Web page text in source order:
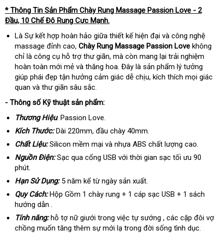
* Thông Tin Sản Phẩm Chày Rung Massage Passion Love - 2
Đầu, 10 Chế Độ Rung Cực Mạnh.
Là Sự kết hợp hoàn hảo giữa thiết kế hiện đại và công nghệ
massage đỉnh cao, Chày Rung Massage Passion Love không
chỉ là công cụ hỗ trợ thư giãn, mà còn mang lại trải nghiệm
hoàn toàn mới mẻ và thăng hoa. Đây là sản phẩm lý tưởng
giúp phái đẹp tận hưởng cảm giác dễ chịu, kích thích mọi giác
quan và thư giãn sâu sắc.
- Thông số Kỹ thuật sản phẩm:
Thương Hiệu: Passion Love.
Kích Thước:Dài 220mm, đầu chày 40mm.
Chất Liệu:Silicon mềm mại và nhựa ABS chất lượng cao.
Nguồn Điện:Sạc qua cổng USB với thời gian sạc tối ưu 90
phút.
Hạn Sử Dụng:5 năm kể từ ngày sản xuất.
Quy Cách:Hộp Gồm 1 chày rung + 1 cáp sạc USB + 1 sách
hướng dẫn .
Tính năng:hỗ tợ nữ giưới trong việc tự sướng , các cặp đôi vợ
chồng muốn tăng thêm sự mới lạ trong đời sống tình dục.